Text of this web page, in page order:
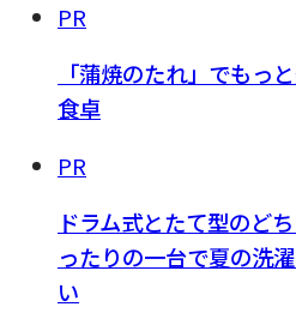
PR
「蒲焼のたれ」でもっ
食卓
PR
ドラム式とたて型のど
ったりの一台で夏の洗
い